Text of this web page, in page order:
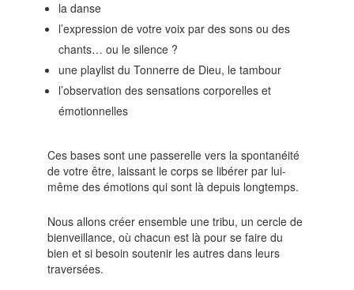
la danse
l’expression de votre voix par des sons ou des
chants… ou le silence ?
une playlist du Tonnerre de Dieu, le tambour
l’observation des sensations corporelles et
émotionnelles
Ces bases sont une passerelle vers la spontanéité
de votre être, laissant le corps se libérer par lui-
même des émotions qui sont là depuis longtemps.
Nous allons créer ensemble une tribu, un cercle de
bienveillance, où chacun est là pour se faire du
bien et si besoin soutenir les autres dans leurs
traversées.